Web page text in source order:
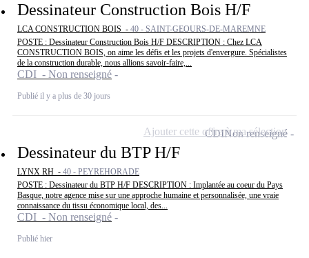
Dessinateur Construction Bois H/F
LCA CONSTRUCTION BOIS - 40 - SAINT-GEOURS-DE-MAREMNE
POSTE : Dessinateur Construction Bois H/F DESCRIPTION : Chez LCA
CONSTRUCTION BOIS, on aime les défis et les projets d'envergure. Spécialistes
de la construction durable, nous allions savoir-faire,...
CDI - Non renseigné
Publié il y a plus de 30 jours
Dessinateur du BTP H/F
LYNX RH - 40 - PEYREHORADE
POSTE : Dessinateur du BTP H/F DESCRIPTION : Implantée au coeur du Pays
Basque, notre agence mise sur une approche humaine et personnalisée, une vraie
connaissance du tissu économique local, des...
CDI - Non renseigné
Publié hier
CDINon renseigné
Ajouter cette offre à ma sélection